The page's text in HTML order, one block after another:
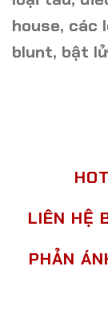
house, các
blunt, bật
LIÊN HỆ
PHẢN